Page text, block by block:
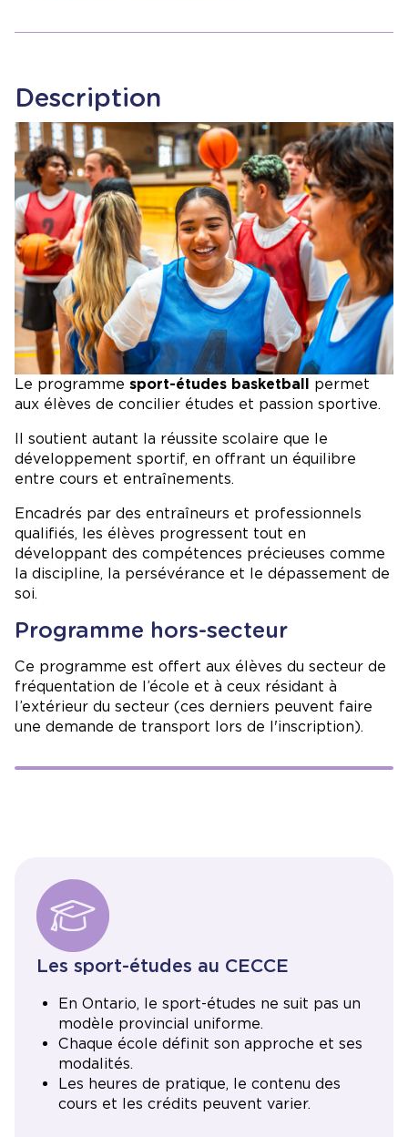
Description
Image
Le programme sport-études basketball permet
aux élèves de concilier études et passion sportive.
Il soutient autant la réussite scolaire que le
développement sportif, en offrant un équilibre
entre cours et entraînements.
Encadrés par des entraîneurs et professionnels
qualifiés, les élèves progressent tout en
développant des compétences précieuses comme
la discipline, la persévérance et le dépassement de
soi.
Programme hors-secteur
Ce programme est offert aux élèves du secteur de
fréquentation de l’école et à ceux résidant à
l’extérieur du secteur (ces derniers peuvent faire
une demande de transport lors de l'inscription).
Les sport-études au CECCE
En Ontario, le sport-études ne suit pas un
modèle provincial uniforme.
Chaque école définit son approche et ses
modalités.
Les heures de pratique, le contenu des
cours et les crédits peuvent varier.